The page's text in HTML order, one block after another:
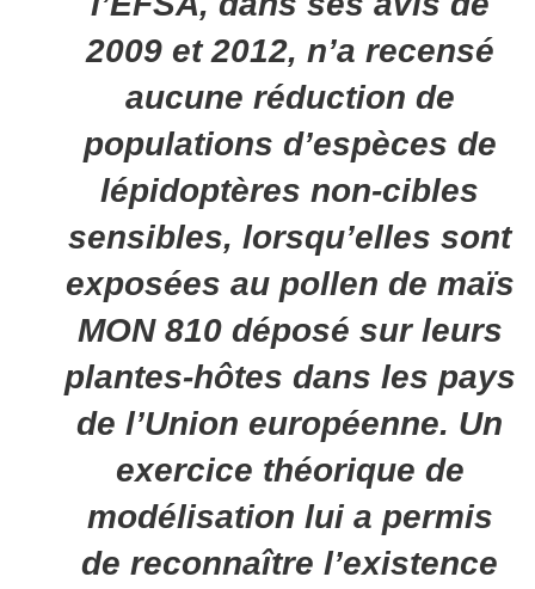
2009 et 2012, n’a recensé
aucune réduction de
populations d’espèces de
lépidoptères non-cibles
sensibles, lorsqu’elles sont
exposées au pollen de maïs
MON 810 déposé sur leurs
plantes-hôtes dans les pays
de l’Union européenne. Un
exercice théorique de
modélisation lui a permis
de reconnaître l’existence